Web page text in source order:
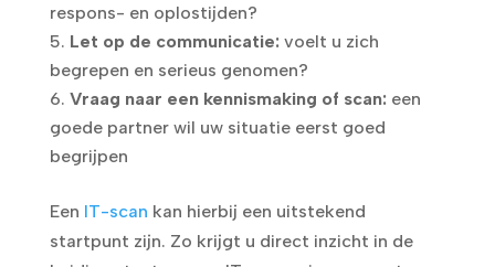
respons- en oplostijden?
Let op de communicatie: voelt u zich
begrepen en serieus genomen?
Vraag naar een kennismaking of scan: een
goede partner wil uw situatie eerst goed
begrijpen
Een IT-scan kan hierbij een uitstekend
startpunt zijn. Zo krijgt u direct inzicht in de